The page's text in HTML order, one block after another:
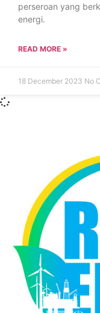
perseroan yang
energi.
READ MORE »
18 December 2023 No